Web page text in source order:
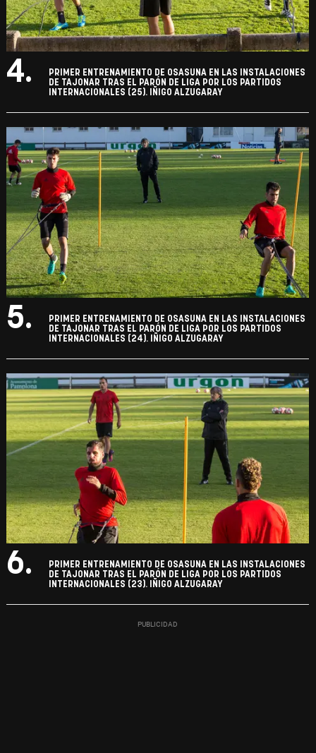
4.
PRIMER ENTRENAMIENTO DE OSASUNA EN LAS INSTALACIONES
DE TAJONAR TRAS EL PARÓN DE LIGA POR LOS PARTIDOS
INTERNACIONALES (25). IÑIGO ALZUGARAY
5.
PRIMER ENTRENAMIENTO DE OSASUNA EN LAS INSTALACIONES
DE TAJONAR TRAS EL PARÓN DE LIGA POR LOS PARTIDOS
INTERNACIONALES (24). IÑIGO ALZUGARAY
6.
PRIMER ENTRENAMIENTO DE OSASUNA EN LAS INSTALACIONES
DE TAJONAR TRAS EL PARÓN DE LIGA POR LOS PARTIDOS
INTERNACIONALES (23). IÑIGO ALZUGARAY